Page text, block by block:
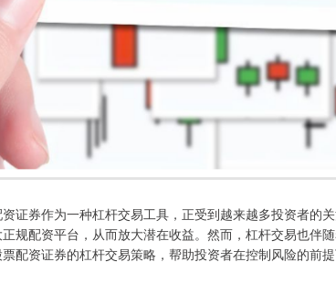
证券作为一种杠杆交易工具，正受到越来越多投资者的
规配资平台，从而放大潜在收益。然而，杠杆交易也伴
配资证券的杠杆交易策略，帮助投资者在控制风险的前提